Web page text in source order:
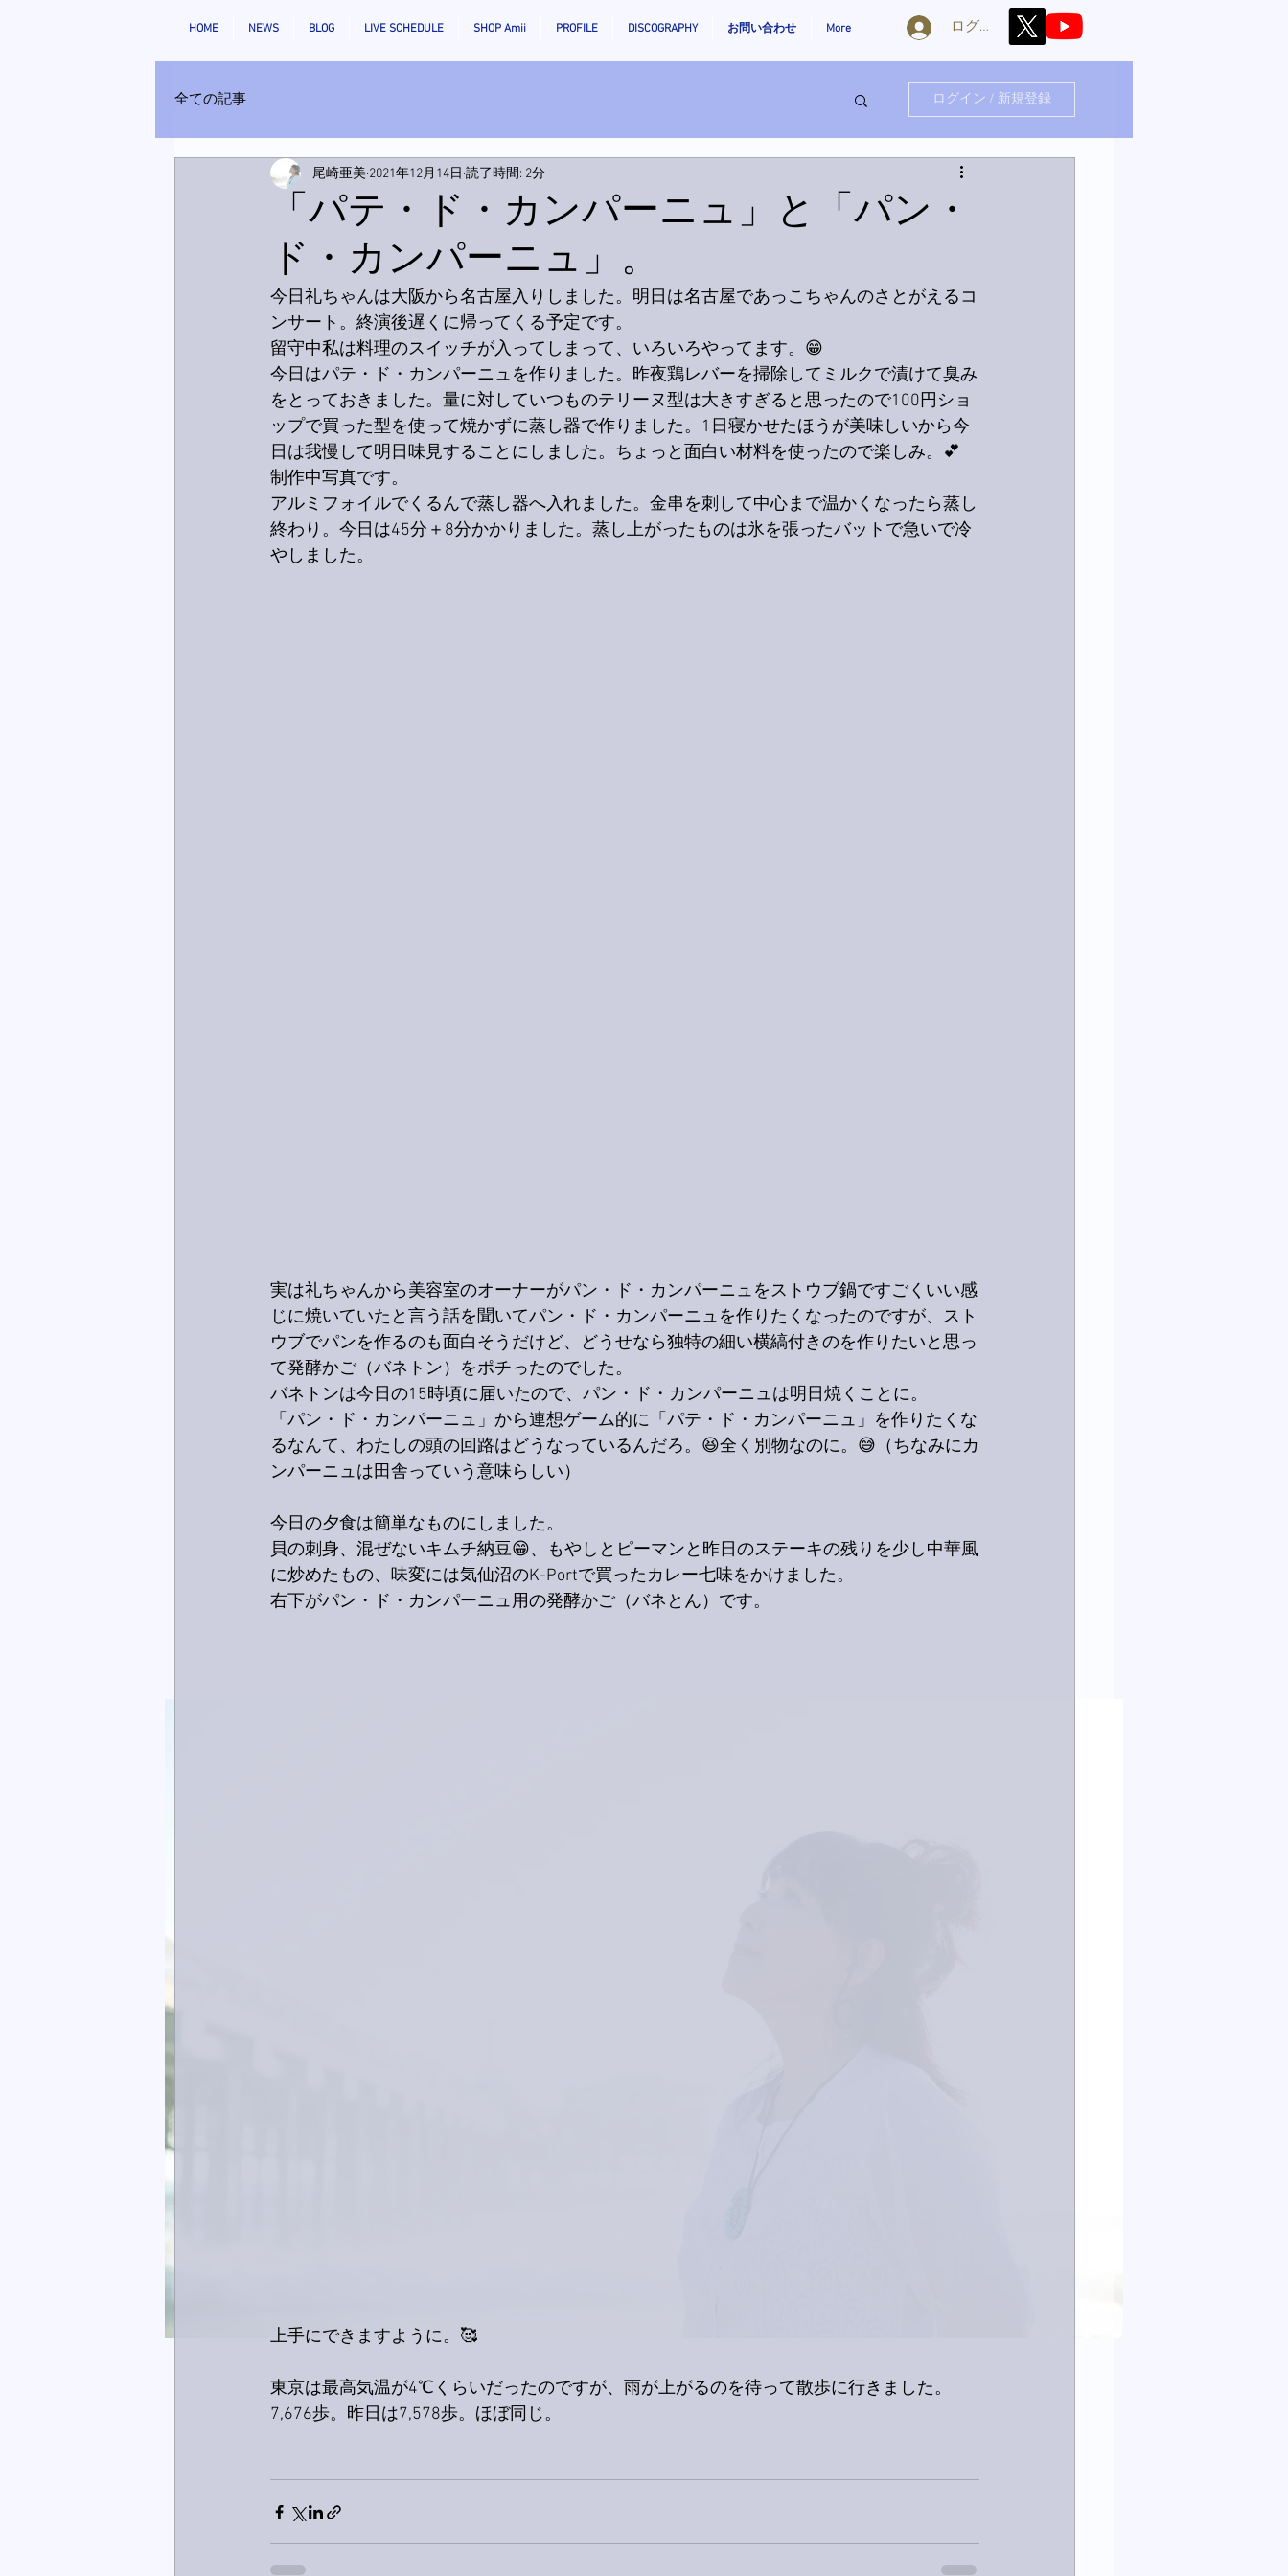
HOME NEWS BLOG LIVE SCHEDULE SHOP Amii PROFILE DISCOGRAPHY お問い合わせ More ログイン
全ての記事 ログイン / 新規登録
「パテ・ド・カンパーニュ」と「パン・
ド・カンパーニュ」。
尾崎亜美 2021年12月14日 読了時間: 2分
今日礼ちゃんは大阪から名古屋入りしました。明日は名古屋であっこちゃんのさとがえるコ
ンサート。終演後遅くに帰ってくる予定です。
留守中私は料理のスイッチが入ってしまって、いろいろやってます。😁
今日はパテ・ド・カンパーニュを作りました。昨夜鶏レバーを掃除してミルクで漬けて臭み
をとっておきました。量に対していつものテリーヌ型は大きすぎると思ったので100円ショ
ップで買った型を使って焼かずに蒸し器で作りました。1日寝かせたほうが美味しいから今
日は我慢して明日味見することにしました。ちょっと面白い材料を使ったので楽しみ。💕
制作中写真です。
アルミフォイルでくるんで蒸し器へ入れました。金串を刺して中心まで温かくなったら蒸し
終わり。今日は45分＋8分かかりました。蒸し上がったものは氷を張ったバットで急いで冷
やしました。
実は礼ちゃんから美容室のオーナーがパン・ド・カンパーニュをストウブ鍋ですごくいい感
じに焼いていたと言う話を聞いてパン・ド・カンパーニュを作りたくなったのですが、スト
ウブでパンを作るのも面白そうだけど、どうせなら独特の細い横縞付きのを作りたいと思っ
て発酵かご（バネトン）をポチったのでした。
バネトンは今日の15時頃に届いたので、パン・ド・カンパーニュは明日焼くことに。
「パン・ド・カンパーニュ」から連想ゲーム的に「パテ・ド・カンパーニュ」を作りたくな
るなんて、わたしの頭の回路はどうなっているんだろ。😆全く別物なのに。😅（ちなみにカ
ンパーニュは田舎っていう意味らしい）
今日の夕食は簡単なものにしました。
貝の刺身、混ぜないキムチ納豆😁、もやしとピーマンと昨日のステーキの残りを少し中華風
に炒めたもの、味変には気仙沼のK-Portで買ったカレー七味をかけました。
右下がパン・ド・カンパーニュ用の発酵かご（バネとん）です。
上手にできますように。🥰
東京は最高気温が4℃くらいだったのですが、雨が上がるのを待って散歩に行きました。
7,676歩。昨日は7,578歩。ほぼ同じ。